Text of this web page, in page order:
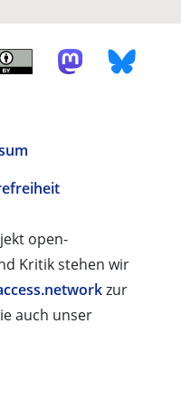
open-
Kritik stehen wir
zur
auch unser